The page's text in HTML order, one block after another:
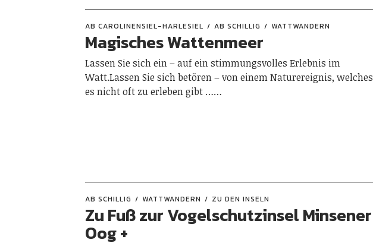
AB CAROLINENSIEL-HARLESIEL AB SCHILLIG WATTWANDERN
Magisches Wattenmeer
Lassen Sie sich ein – auf ein stimmungsvolles Erlebnis im
Watt.Lassen Sie sich betören – von einem Naturereignis, welches
es nicht oft zu erleben gibt ……
AB SCHILLIG WATTWANDERN ZU DEN INSELN
Zu Fuß zur Vogelschutzinsel Minsener
Oog +